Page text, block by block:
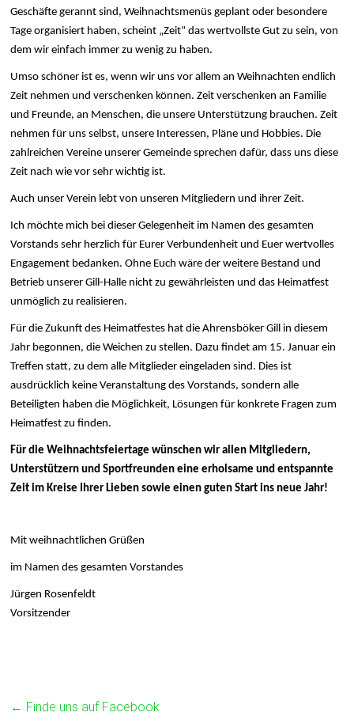
Geschäfte gerannt sind, Weihnachtsmenüs geplant oder besondere
Tage organisiert haben, scheint „Zeit“ das wertvollste Gut zu sein, von
dem wir einfach immer zu wenig zu haben.
Umso schöner ist es, wenn wir uns vor allem an Weihnachten endlich
Zeit nehmen und verschenken können. Zeit verschenken an Familie
und Freunde, an Menschen, die unsere Unterstützung brauchen. Zeit
nehmen für uns selbst, unsere Interessen, Pläne und Hobbies. Die
zahlreichen Vereine unserer Gemeinde sprechen dafür, dass uns diese
Zeit nach wie vor sehr wichtig ist.
Auch unser Verein lebt von unseren Mitgliedern und ihrer Zeit.
Ich möchte mich bei dieser Gelegenheit im Namen des gesamten
Vorstands sehr herzlich für Eurer Verbundenheit und Euer wertvolles
Engagement bedanken. Ohne Euch wäre der weitere Bestand und
Betrieb unserer Gill-Halle nicht zu gewährleisten und das Heimatfest
unmöglich zu realisieren.
Für die Zukunft des Heimatfestes hat die Ahrensböker Gill in diesem
Jahr begonnen, die Weichen zu stellen. Dazu findet am 15. Januar ein
Treffen statt, zu dem alle Mitglieder eingeladen sind. Dies ist
ausdrücklich keine Veranstaltung des Vorstands, sondern alle
Beteiligten haben die Möglichkeit, Lösungen für konkrete Fragen zum
Heimatfest zu finden.
Für die Weihnachtsfeiertage wünschen wir allen Mitgliedern,
Unterstützern und Sportfreunden eine erholsame und entspannte
Zeit im Kreise Ihrer Lieben sowie einen guten Start ins neue Jahr!
Mit weihnachtlichen Grüßen
im Namen des gesamten Vorstandes
Jürgen Rosenfeldt
Vorsitzender
← Finde uns auf Facebook